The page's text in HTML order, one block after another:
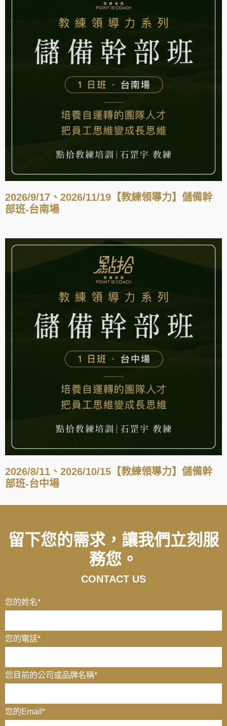
2026/9/17、2026/11/19【教練領導力】儲備幹
部班-台南場
2026/8/11、2026/10/15【教練領導力】儲備幹
部班-台中場
留下您的需求，讓我們立刻服
務您。
CONTACT US
您的姓名*
您的電話*
您目前的公司或品牌名稱*
您的Email *